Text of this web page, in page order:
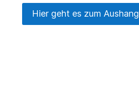
Hier geht es zum Aushang